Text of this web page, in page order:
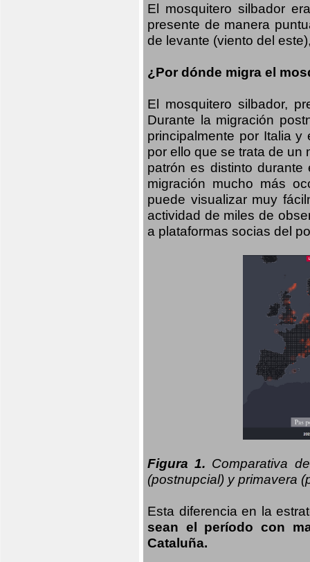
El mosquitero silbador
presente de manera
de levante (viento del
¿Por dónde migra el
El mosquitero silbador,
Durante la migración
principalmente por Italia
por ello que se trata de un
patrón es distinto
migración mucho más
puede visualizar muy
actividad de miles de
a plataformas socias del
Figura 1. Comparativa
(postnupcial) y primavera
Esta diferencia en la
sean el período con
Cataluña.